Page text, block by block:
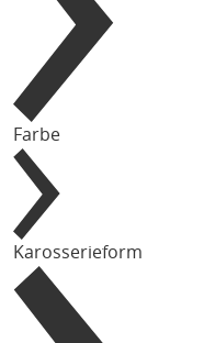
Farbe
Karosserieform